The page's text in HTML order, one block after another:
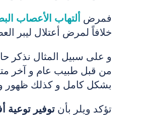
فمرض ألتهاب الأعصاب
خلافاً لمرض أعتلال ليبر
و على سبيل المثال نذكر
من قبل طبيب عام و آخر
بشكل كامل و كذلك ظهور
تؤكد ويلر بأنتوفير